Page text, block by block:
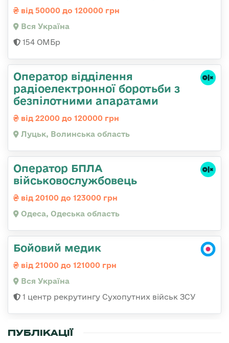
від 50000 до 120000 грн
Вся Україна
154 ОМБр
Оператор відділення
радіоелектронної боротьби з
безпілотними апаратами
від 22000 до 120000 грн
Луцьк, Волинська область
Оператор БПЛА
військовослужбовець
від 20100 до 123000 грн
Одеса, Одеська область
Бойовий медик
від 21000 до 121000 грн
Вся Україна
1 центр рекрутингу Сухопутних військ ЗСУ
ПУБЛІКАЦІЇ